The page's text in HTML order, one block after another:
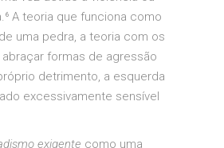
A teoria que funciona como
uma pedra, a teoria com os
formas de agressão
detrimento, a esquerda
excessivamente sensível
exigente como uma